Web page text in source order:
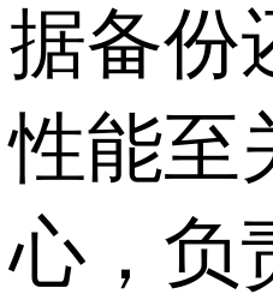
据备份
性能至
心，负